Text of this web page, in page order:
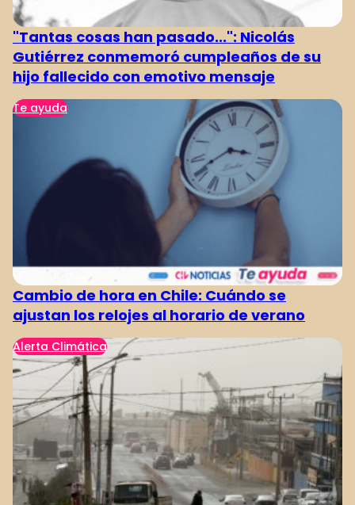
"Tantas cosas han pasado...": Nicolás
Gutiérrez conmemoró cumpleaños de su
hijo fallecido con emotivo mensaje
Te ayuda
Cambio de hora en Chile: Cuándo se
ajustan los relojes al horario de verano
Alerta Climática